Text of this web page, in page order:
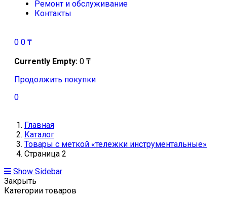
Ремонт и обслуживание
Контакты
0 0 ₸
Currently Empty: 0 ₸
Продолжить покупки
0
Главная
Каталог
Товары с меткой «тележки инструментальные»
Страница 2
Show Sidebar
Закрыть
Категории товаров